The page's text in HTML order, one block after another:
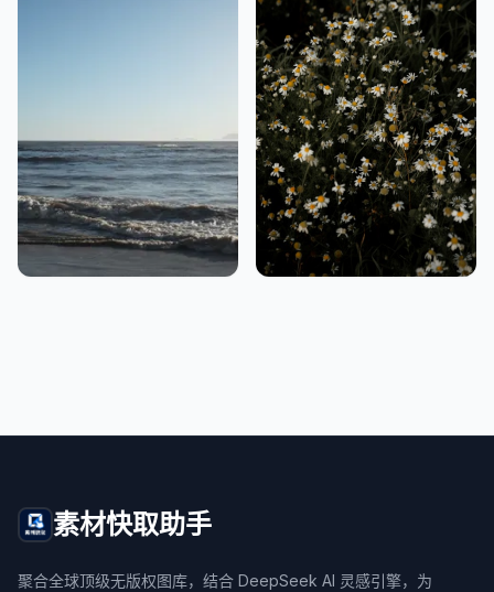
素材快取助手
聚合全球顶级无版权图库，结合 DeepSeek AI 灵感引擎，为